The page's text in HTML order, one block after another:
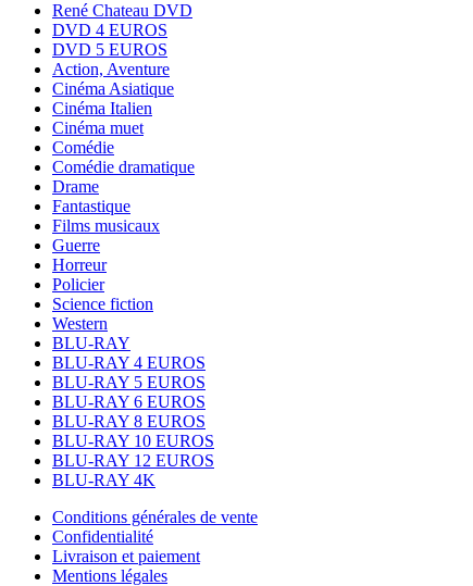
René Chateau DVD
DVD 4 EUROS
DVD 5 EUROS
Action, Aventure
Cinéma Asiatique
Cinéma Italien
Cinéma muet
Comédie
Comédie dramatique
Drame
Fantastique
Films musicaux
Guerre
Horreur
Policier
Science fiction
Western
BLU-RAY
BLU-RAY 4 EUROS
BLU-RAY 5 EUROS
BLU-RAY 6 EUROS
BLU-RAY 8 EUROS
BLU-RAY 10 EUROS
BLU-RAY 12 EUROS
BLU-RAY 4K
Conditions générales de vente
Confidentialité
Livraison et paiement
Mentions légales